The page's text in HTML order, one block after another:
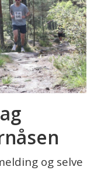
og selve